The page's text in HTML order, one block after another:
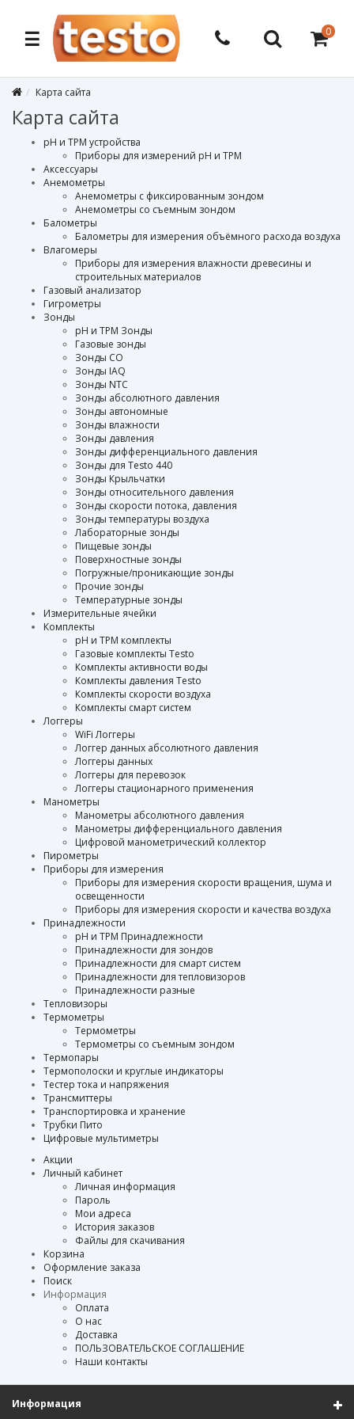
☰ 0
Карта сайта
Карта сайта
pH и TPM устройства
Приборы для измерений pH и TPM
Аксессуары
Анемометры
Анемометры с фиксированным зондом
Анемометры со съемным зондом
Балометры
Балометры для измерения объёмного расхода воздуха
Влагомеры
Приборы для измерения влажности древесины и
строительных материалов
Газовый анализатор
Гигрометры
Зонды
pH и TPM Зонды
Газовые зонды
Зонды CO
Зонды IAQ
Зонды NTC
Зонды абсолютного давления
Зонды автономные
Зонды влажности
Зонды давления
Зонды дифференциального давления
Зонды для Testo 440
Зонды Крыльчатки
Зонды относительного давления
Зонды скорости потока, давления
Зонды температуры воздуха
Лабораторные зонды
Пищевые зонды
Поверхностные зонды
Погружные/проникающие зонды
Прочие зонды
Температурные зонды
Измерительные ячейки
Комплекты
pH и TPM комплекты
Газовые комплекты Testo
Комплекты активности воды
Комплекты давления Testo
Комплекты скорости воздуха
Комплекты смарт систем
Логгеры
WiFi Логгеры
Логгер данных абсолютного давления
Логгеры данных
Логгеры для перевозок
Логгеры стационарного применения
Манометры
Манометры абсолютного давления
Манометры дифференциального давления
Цифровой манометрический коллектор
Пирометры
Приборы для измерения
Приборы для измерения скорости вращения, шума и
освещенности
Приборы для измерения скорости и качества воздуха
Принадлежности
pH и TPM Принадлежности
Принадлежности для зондов
Принадлежности для смарт систем
Принадлежности для тепловизоров
Принадлежности разные
Тепловизоры
Термометры
Термометры
Термометры со съемным зондом
Термопары
Термополоски и круглые индикаторы
Тестер тока и напряжения
Трансмиттеры
Транспортировка и хранение
Трубки Пито
Цифровые мультиметры
Акции
Личный кабинет
Личная информация
Пароль
Мои адреса
История заказов
Файлы для скачивания
Корзина
Оформление заказа
Поиск
Информация
Оплата
О нас
Доставка
ПОЛЬЗОВАТЕЛЬСКОЕ СОГЛАШЕНИЕ
Наши контакты
Информация